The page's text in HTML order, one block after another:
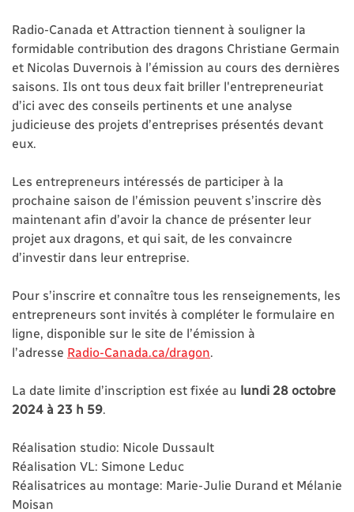
Radio-Canada et Attraction tiennent à souligner la
formidable contribution des dragons Christiane Germain
et Nicolas Duvernois à l’émission au cours des dernières
saisons. Ils ont tous deux fait briller l'entrepreneuriat
d’ici avec des conseils pertinents et une analyse
judicieuse des projets d’entreprises présentés devant
eux.
Les entrepreneurs intéressés de participer à la
prochaine saison de l’émission peuvent s’inscrire dès
maintenant afin d’avoir la chance de présenter leur
projet aux dragons, et qui sait, de les convaincre
d’investir dans leur entreprise.
Pour s’inscrire et connaître tous les renseignements, les
entrepreneurs sont invités à compléter le formulaire en
ligne, disponible sur le site de l’émission à
l’adresse Radio-Canada.ca/dragon
La date limite d’inscription est fixée au lundi 28 octobre
2024 à 23 h 59
Réalisation studio: Nicole Dussault
Réalisation VL: Simone Leduc
Réalisatrices au montage: Marie-Julie Durand et Mélanie
Moisan